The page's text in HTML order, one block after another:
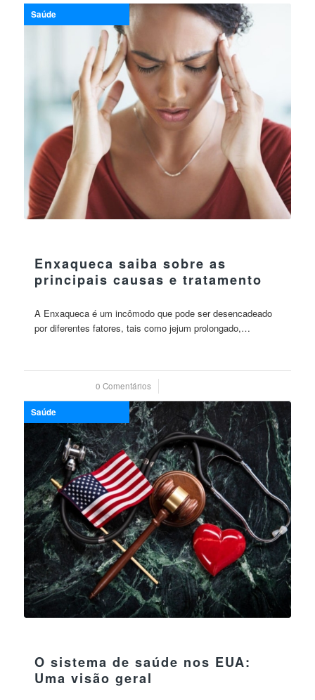
Saúde
Enxaqueca saiba sobre as
principais causas e tratamento
A Enxaqueca é um incômodo que pode ser desencadeado
por diferentes fatores, tais como jejum prolongado,…
0 Comentários
/
Saúde
O sistema de saúde nos EUA:
Uma visão geral